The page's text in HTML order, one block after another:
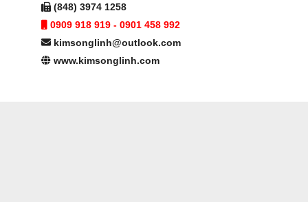
(848) 3974 1258
0909 918 919 - 0901 458 992
kimsonglinh@outlook.com
www.kimsonglinh.com